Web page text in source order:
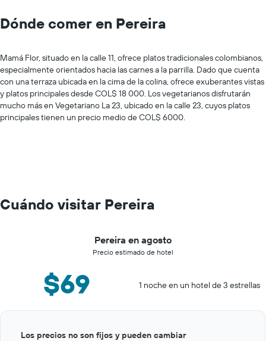
Dónde comer en Pereira
Mamá Flor, situado en la calle 11, ofrece platos tradicionales colombianos,
especialmente orientados hacia las carnes a la parrilla. Dado que cuenta
con una terraza ubicada en la cima de la colina, ofrece exuberantes vistas
y platos principales desde COL$ 18 000. Los vegetarianos disfrutarán
mucho más en Vegetariano La 23, ubicado en la calle 23, cuyos platos
principales tienen un precio medio de COL$ 6000.
Cuándo visitar Pereira
Pereira en agosto
Precio estimado de hotel
$69 1 noche en un hotel de 3 estrellas
graphic.Los precios no son fijos y pueden cambiar